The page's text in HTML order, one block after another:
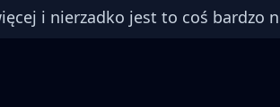
i nierzadko jest to coś bardzo